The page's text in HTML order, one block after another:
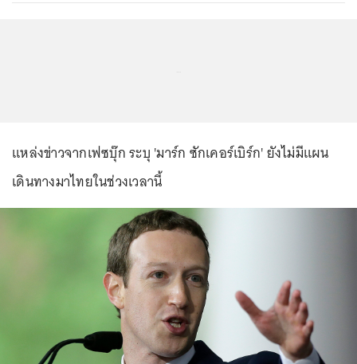
แหล่งข่าวจากเฟซบุ๊ก ระบุ 'มาร์ก ซักเคอร์เบิร์ก' ยังไม่มีแผน
เดินทางมาไทยในช่วงเวลานี้